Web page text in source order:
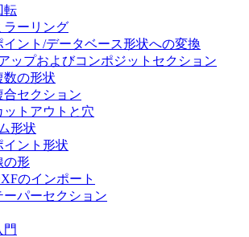
転
ラーリング
イント/データベース形状への変換
ップおよびコンポジットセクション
数の形状
合セクション
ットアウトと穴
形状
イント形状
の形
のインポート
ーパーセクション
門